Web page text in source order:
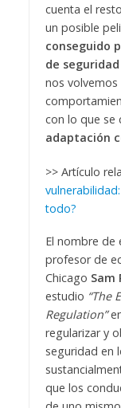
cuenta el
un posible
conseguido
de
nos volvemos
con lo que se
adaptación
>> Artículo
todo?
El nombre de
profesor de
Chicago Sam
estudio “The
Regulation”
regularizar y
seguridad en
que los